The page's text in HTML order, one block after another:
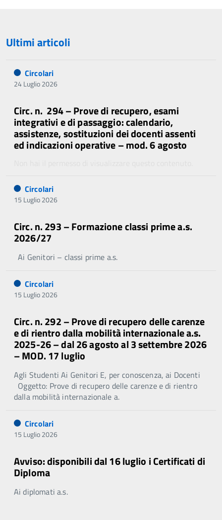
Ultimi articoli
Circolari
24 Luglio 2026
Circ. n. 294 – Prove di recupero, esami
integrativi e di passaggio: calendario,
assistenze, sostituzioni dei docenti assenti
ed indicazioni operative – mod. 6 agosto
Circolari
15 Luglio 2026
Circ. n. 293 – Formazione classi prime a.s.
2026/27
Ai Genitori – classi prime a.s.
Circolari
15 Luglio 2026
Circ. n. 292 – Prove di recupero delle carenze
e di rientro dalla mobilità internazionale a.s.
2025-26 – dal 26 agosto al 3 settembre 2026
– MOD. 17 luglio
Agli Studenti Ai Genitori E, per conoscenza, ai Docenti
Oggetto: Prove di recupero delle carenze e di rientro
dalla mobilità internazionale a.
Circolari
15 Luglio 2026
Avviso: disponibili dal 16 luglio i Certificati di
Diploma
Ai diplomati a.s.